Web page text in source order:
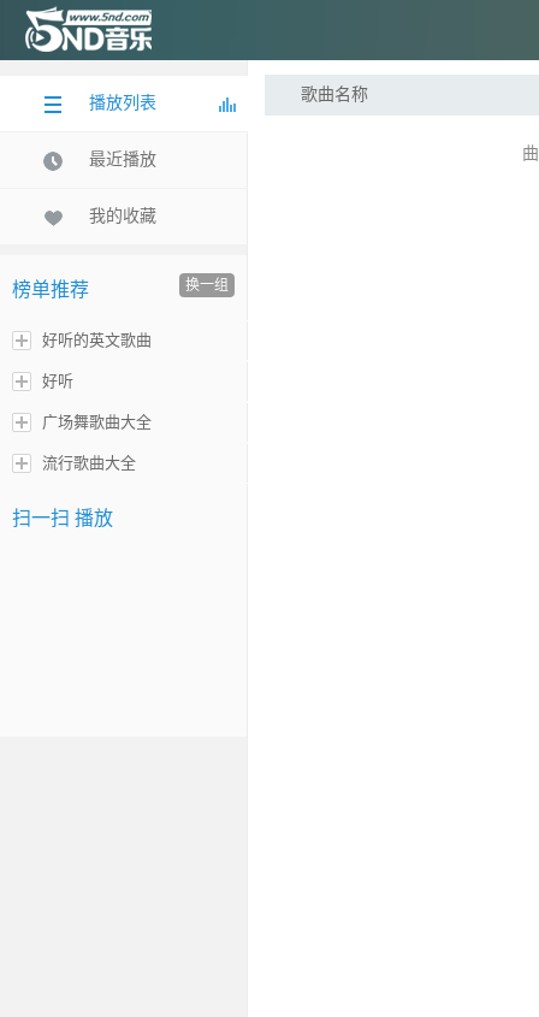
播放列表
最近播放
我的收藏
榜单推荐 换一组
好听的英文歌曲
好听
广场舞歌曲大全
流行歌曲大全
扫一扫 播放
歌曲名称